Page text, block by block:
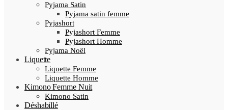
Pyjama Satin
Pyjama satin femme
Pyjashort
Pyjashort Femme
Pyjashort Homme
Pyjama Noël
Liquette
Liquette Femme
Liquette Homme
Kimono Femme Nuit
Kimono Satin
Déshabillé